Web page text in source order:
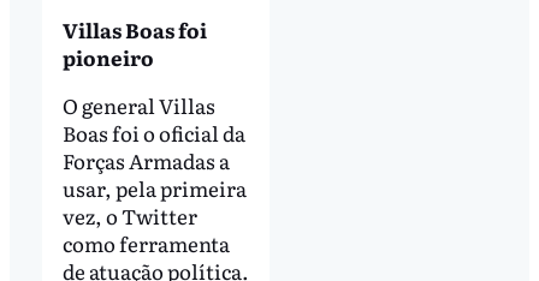
Villas Boas foi
pioneiro
O general Villas
Boas foi o oficial da
Forças Armadas a
usar, pela primeira
vez, o Twitter
como ferramenta
de atuação política.